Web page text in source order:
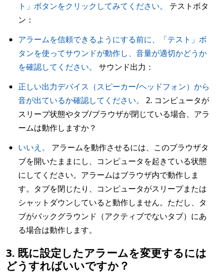
ト」ボタンをクリックしてみてください。
テストボタ
ン：
アラームを信頼できるようにする前に、「テスト」ボ
タンを使ってサウンドが動作し、音量が適切かどうか
を確認してください。
サウンド出力：
正しい出力デバイス（スピーカー/ヘッドフォン）から
音が出ているか確認してください。
2. コンピュータが
スリープ状態やタブ/ブラウザが閉じている場合、アラ
ームは動作しますか？
いいえ。
アラームを動作させるには、このブラウザタ
ブを開いたままにし、コンピュータを起きている状態
にしてください。アラームはブラウザ内で動作しま
す。タブを閉じたり、コンピュータがスリープまたは
シャットダウンしていると動作しません。ただし、タ
ブがバックグラウンド（アクティブでないタブ）にあ
る場合は動作します。
3. 既に設定したアラームを変更するには
どうすればいいですか？